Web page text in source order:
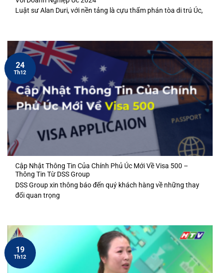
Luật sư Alan Duri, với nền tảng là cựu thẩm phán tòa di trú Úc,
Cập Nhật Thông Tin Của Chính Phủ Úc Mới Về Visa 500 –
Thông Tin Từ DSS Group
DSS Group xin thông báo đến quý khách hàng về những thay
đổi quan trọng
24
Th12
19
Th12